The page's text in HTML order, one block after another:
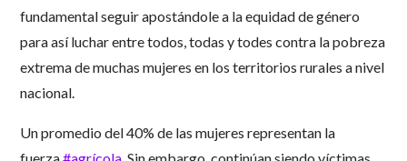
fundamental seguir apostándole a la equidad de género
para así luchar entre todos, todas y todes contra la pobreza
extrema de muchas mujeres en los territorios rurales a nivel
nacional.
Un promedio del 40% de las mujeres representan la